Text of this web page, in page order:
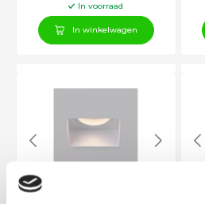
In voorraad
In winkelwagen